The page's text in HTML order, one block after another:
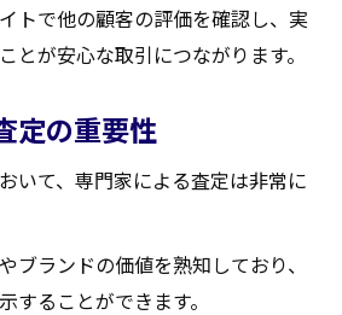
トで他の顧客の評価を確認し、実
とが安心な取引につながります。
定の重要性
いて、専門家による査定は非常に
ブランドの価値を熟知しており、
することができます。